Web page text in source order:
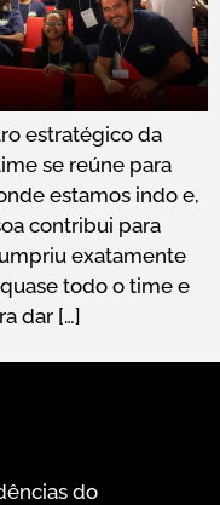
estratégico da
se reúne para
estamos indo e,
contribui para
exatamente
todo o time e
dar […]
do